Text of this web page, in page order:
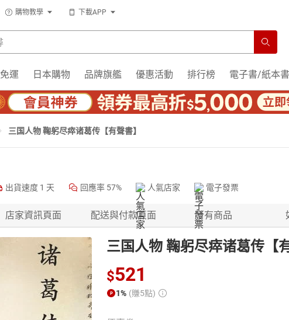
購物教學 下載APP
運 日本購物 品牌旗艦 優惠活動 排行榜 電子書/紙本書
三国人物 鞠躬尽瘁诸葛传【有聲書】
出貨速度 1 天 回應率 57% 人氣店家 電子發票
店家資訊頁面 配送與付款頁面 所有商品
三国人物 鞠躬尽瘁诸葛传【
$521
1% (賺5點)